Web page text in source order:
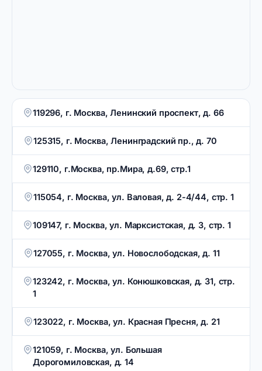
119296, г. Москва, Ленинский проспект, д. 66
125315, г. Москва, Ленинградский пр., д. 70
129110, г.Москва, пр.Мира, д.69, стр.1
115054, г. Москва, ул. Валовая, д. 2-4/44, стр. 1
109147, г. Москва, ул. Марксистская, д. 3, стр. 1
127055, г. Москва, ул. Новослободская, д. 11
123242, г. Москва, ул. Конюшковская, д. 31, стр.
1
123022, г. Москва, ул. Красная Пресня, д. 21
121059, г. Москва, ул. Большая
Дорогомиловская, д. 14